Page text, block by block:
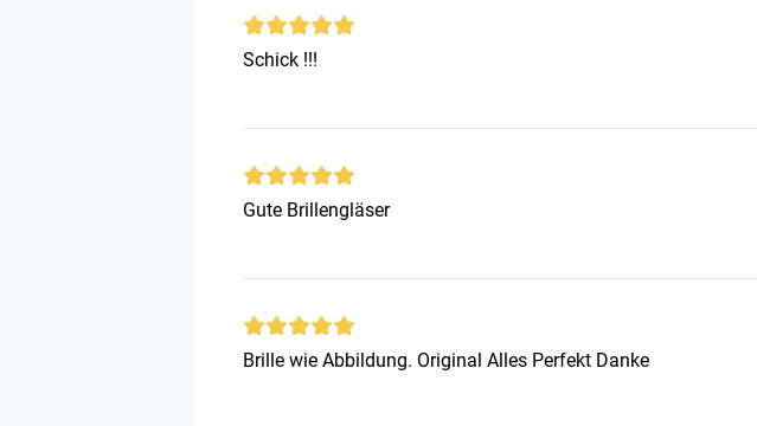
Schick !!!
Gute Brillengläser
Brille wie Abbildung. Original Alles Perfekt Danke